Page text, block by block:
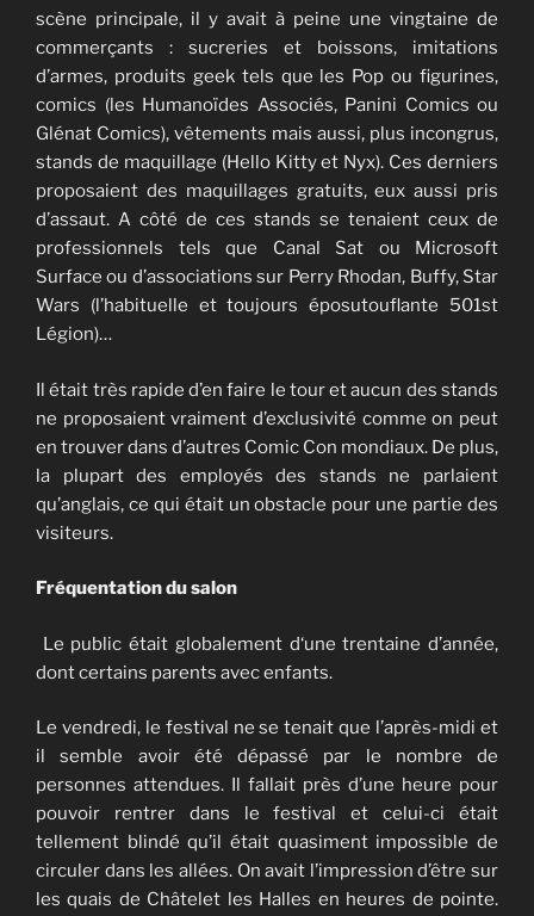
scène principale, il y avait à peine une vingtaine de
commerçants : sucreries et boissons, imitations
d’armes, produits geek tels que les Pop ou figurines,
comics (les Humanoïdes Associés, Panini Comics ou
Glénat Comics), vêtements mais aussi, plus incongrus,
stands de maquillage (Hello Kitty et Nyx). Ces derniers
proposaient des maquillages gratuits, eux aussi pris
d’assaut. A côté de ces stands se tenaient ceux de
professionnels tels que Canal Sat ou Microsoft
Surface ou d’associations sur Perry Rhodan, Buffy, Star
Wars (l’habituelle et toujours éposutouflante 501st
Légion)…
Il était très rapide d’en faire le tour et aucun des stands
ne proposaient vraiment d’exclusivité comme on peut
en trouver dans d’autres Comic Con mondiaux. De plus,
la plupart des employés des stands ne parlaient
qu’anglais, ce qui était un obstacle pour une partie des
visiteurs.
Fréquentation du salon
Le public était globalement d‘une trentaine d’année,
dont certains parents avec enfants.
Le vendredi, le festival ne se tenait que l’après-midi et
il semble avoir été dépassé par le nombre de
personnes attendues. Il fallait près d’une heure pour
pouvoir rentrer dans le festival et celui-ci était
tellement blindé qu’il était quasiment impossible de
circuler dans les allées. On avait l’impression d’être sur
les quais de Châtelet les Halles en heures de pointe.